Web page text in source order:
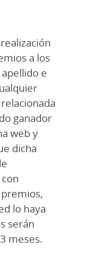
a los
e
ganador
web y
dicha
lo haya
serán
meses.